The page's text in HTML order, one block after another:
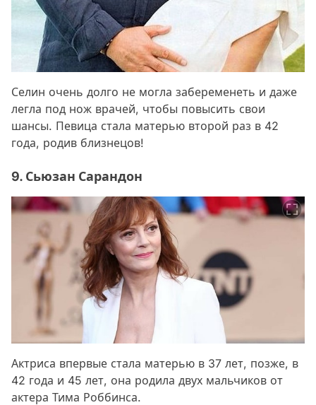
Селин очень долго не могла забеременеть и даже
легла под нож врачей, чтобы повысить свои
шансы. Певица стала матерью второй раз в 42
года, родив близнецов!
9. Сьюзан Сарандон
Актриса впервые стала матерью в 37 лет, позже, в
42 года и 45 лет, она родила двух мальчиков от
актера Тима Роббинса.